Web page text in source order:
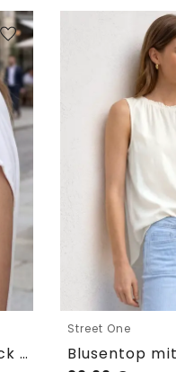
Blusenshirt mit V-Neck und Spitze
Street One